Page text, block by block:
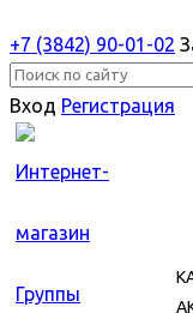
+7 (3842) 90-01-02
Вход Регистрация